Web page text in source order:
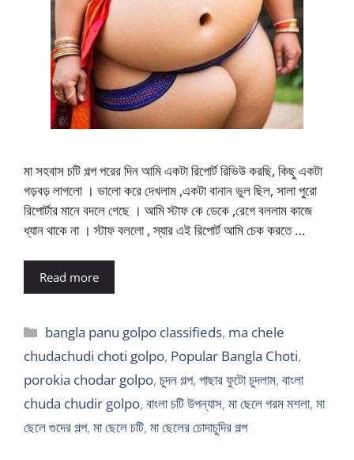
মা সহবাস চটি গল্প পরের দিন আমি একটা রিপোর্ট রিভিউ করছি, কিছু একটা
গড়বড় লাগলো । ভালো করে দেখলাম ,একটা বানান ভুল ছিল, সালা পুরো
রিপোর্টার মানে বদলে গেছে । আমি স্টাফ কে ডেকে ,রেগে বললাম কাজে
ধ্যান থাকে না । স্টাফ বললো , স্যার এই রিপোর্ট আমি চেক করতে …
Read more
Categories
bangla panu golpo classifieds, ma chele
chudachudi choti golpo, Popular Bangla Choti,
porokia chodar golpo, চুদন গল্প, পাছার ফুটো চুদলাম, বাংলা
chuda chudir golpo, বাংলা চটি উপন্যাস, মা ছেলে গরম মশলা, মা
ছেলে গুদের গল্প, মা ছেলে চটি, মা ছেলের চোদাচুদির গল্প